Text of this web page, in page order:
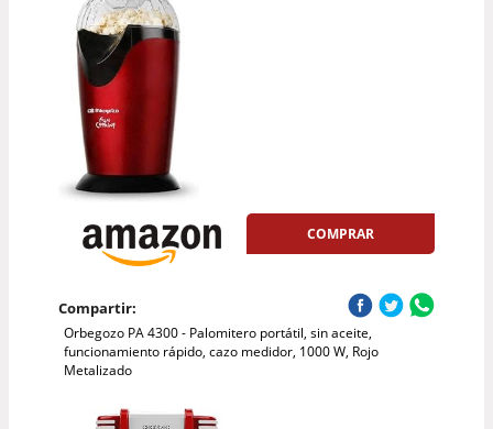
COMPRAR
Compartir:
Orbegozo PA 4300 - Palomitero portátil, sin aceite,
funcionamiento rápido, cazo medidor, 1000 W, Rojo
Metalizado